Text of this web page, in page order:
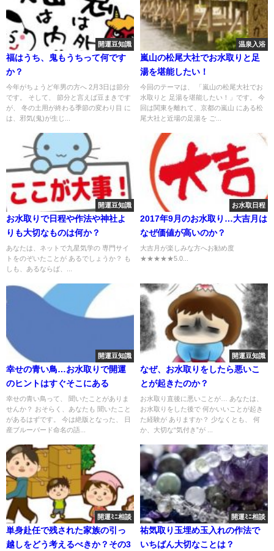
開運豆知識
福はうち、鬼もうちって何です
か？
今年がちょうど年男の方へ 2月3日は節分
です。 そして、 節分と言えば豆まきです
が、 冬の土用が終わる季節の変わり目 に
は、邪気(鬼)が生じ...
温泉入浴
嵐山の松尾大社でお水取りと足
湯を堪能したい！
今回のテーマは、 「嵐山の松尾大社でお
水取りと 足湯を堪能したい！」です。 今
回は関東を離れて、京都の嵐山 にある松
尾大社と近場の足湯を ご...
開運豆知識
お水取りで日程や作法や神社よ
りも大切なものは何か？
あなたは、ネットで九星気学の 専門サイ
トをのぞいたことが あるでしょうか？ も
しも、あるならば、...
お水取日程
2017年9月のお水取り…大吉月は
なぜ価値が高いのか？
大吉月が楽しみな方へお勧め度
★★★★★5.0...
開運豆知識
幸せの青い鳥…お水取りで開運
のヒントはすぐそこにある
幸せの青い鳥って、 聞いたことがありま
せんか？ おそらく、あなたも 聞いたこと
があるはずです。 今は絶版となった、 日
産ブルーバード命名の語...
開運豆知識
なぜ、お水取りをしたら悪いこ
とが起きたのか？
お水取り直後に悪いことが… あなたは、
お水取りをした後で 何かいいことが起き
た経験が ありますか？ 少なくとも、 何
か、大切な“気付き”が ...
開運ﾐﾆ相談
単身赴任で残された家族の引っ
越しをどう考えるべきか？その3
開運ﾐﾆ相談
祐気取り玉埋め玉入れの作法で
いちばん大切なことは？